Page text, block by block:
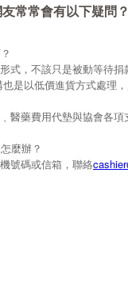
常常會有以下疑問？
式，不該只是被動等待
是以低價進貨方式處理
醫藥費用代墊與協會各
麼辦？
號碼或信箱，聯絡